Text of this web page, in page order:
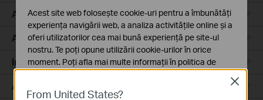
Access Plus
Aggregation
Industrial
Access
From United States?
Close
Acest site web folosește cookie-uri pentru a îmbunătăți
experiența navigării web, a analiza activitățile online și a
oferi utilizatorilor cea mai bună experiență pe site-ul
nostru. Te poți opune utilizării cookie-urilor în orice
moment. Poți afla mai multe informații în politica de
Cookie-uri de bază